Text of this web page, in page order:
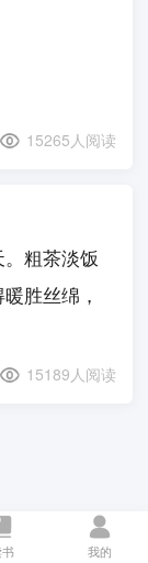
我的
15265人阅读
粗茶淡饭
胜丝绵，
15189人阅读